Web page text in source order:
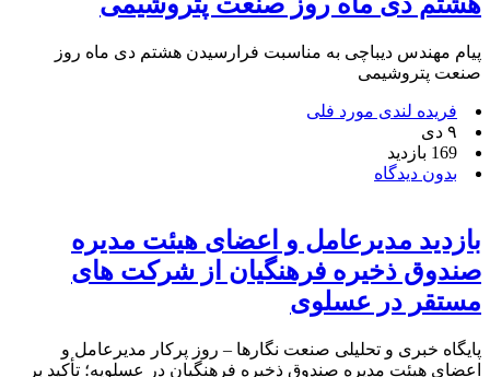
پیام مهندس دیباچی به مناسبت فرارسیدن هشتم دی ماه روز
صنعت پتروشیمی
فریده لندی مورد فلی
۹ دی
169 بازدید
بدون دیدگاه
بازدید مدیرعامل و اعضای هیئت مدیره
صندوق ذخیره فرهنگیان از شرکت های
مستقر در عسلوی
پایگاه خبری و تحلیلی صنعت نگارها – روز پرکار مدیرعامل و
اعضای هیئت مدیره صندوق ذخیره فرهنگیان در عسلویه؛ تأکید بر